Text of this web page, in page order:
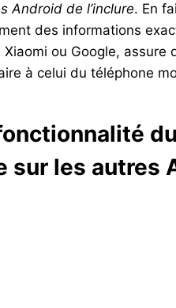
Android de l’inclure. En
des informations
ou Google,
à celui du téléphone
sur les autres